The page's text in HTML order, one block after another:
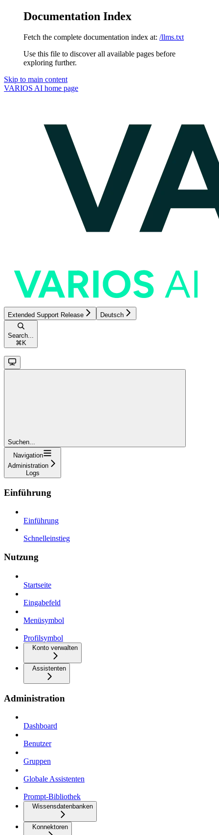
Documentation Index
Fetch the complete documentation index at: /llms.txt
Use this file to discover all available pages before
exploring further.
Skip to main content
VARIOS AI home page
Extended Support Release Deutsch
Search...
⌘ K
Suchen...
Navigation
Administration
Logs
Einführung
Einführung
Schnelleinstieg
Nutzung
Startseite
Eingabefeld
Menüsymbol
Profilsymbol
Konto verwalten
Assistenten
Administration
Dashboard
Benutzer
Gruppen
Globale Assistenten
Prompt-Bibliothek
Wissensdatenbanken
Konnektoren